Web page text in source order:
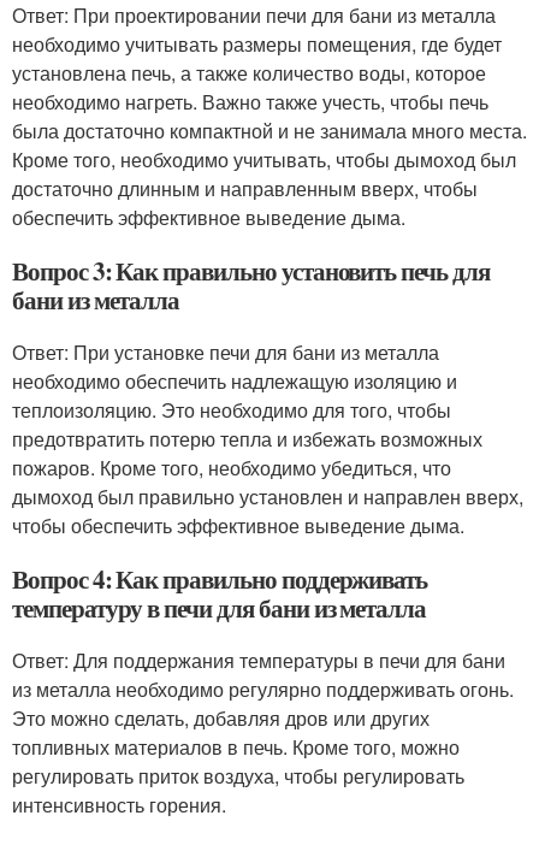
Ответ: При проектировании печи для бани из металла
необходимо учитывать размеры помещения, где будет
установлена печь, а также количество воды, которое
необходимо нагреть. Важно также учесть, чтобы печь
была достаточно компактной и не занимала много места.
Кроме того, необходимо учитывать, чтобы дымоход был
достаточно длинным и направленным вверх, чтобы
обеспечить эффективное выведение дыма.
Вопрос 3: Как правильно установить печь для
бани из металла
Ответ: При установке печи для бани из металла
необходимо обеспечить надлежащую изоляцию и
теплоизоляцию. Это необходимо для того, чтобы
предотвратить потерю тепла и избежать возможных
пожаров. Кроме того, необходимо убедиться, что
дымоход был правильно установлен и направлен вверх,
чтобы обеспечить эффективное выведение дыма.
Вопрос 4: Как правильно поддерживать
температуру в печи для бани из металла
Ответ: Для поддержания температуры в печи для бани
из металла необходимо регулярно поддерживать огонь.
Это можно сделать, добавляя дров или других
топливных материалов в печь. Кроме того, можно
регулировать приток воздуха, чтобы регулировать
интенсивность горения.